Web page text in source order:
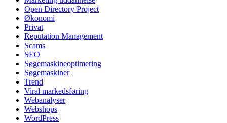
Open Directory Project
Økonomi
Privat
Reputation Management
Scams
SEO
Søgemaskineoptimering
Søgemaskiner
Trend
Viral markedsføring
Webanalyser
Webshops
WordPress